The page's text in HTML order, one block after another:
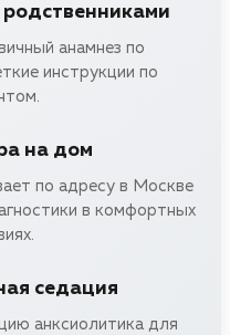
родственниками
анамнез по
инструкции по
на дом
по адресу в Москве
в комфортных
седация
анксиолитика для